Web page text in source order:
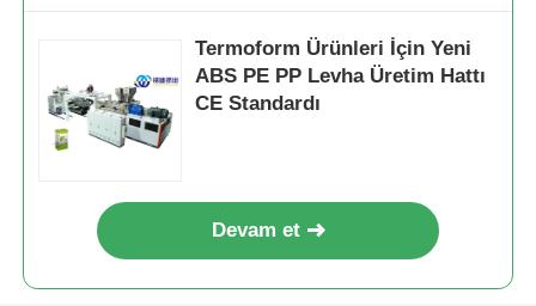
Termoform Ürünleri İçin Yeni
ABS PE PP Levha Üretim Hattı
CE Standardı
Devam et